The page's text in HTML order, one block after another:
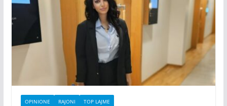
OPINIONE RAJONI TOP LAJME